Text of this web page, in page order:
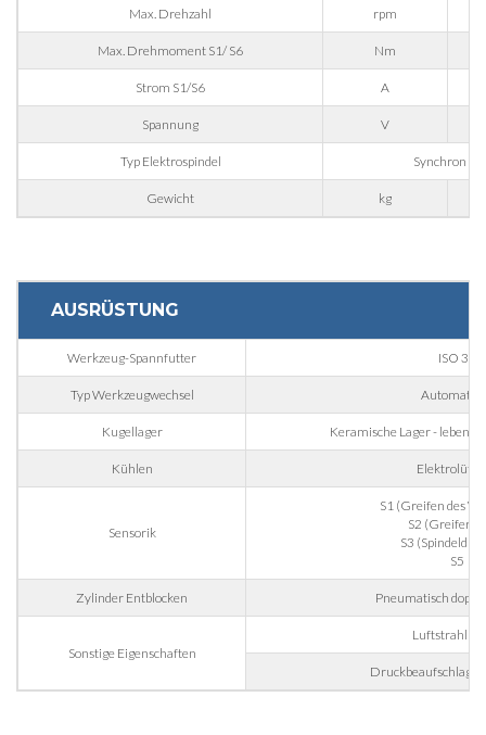
Bitte füllen Sie das Formular aus, um weitere Informationen zu
erhalten
Nachname
Firma
Nation
Region
Max. Drehzahl rpm
Max. Drehmoment S1/ S6 Nm
Strom S1/S6 A
Spannung V
Typ Elektrospindel Synchron
Gewicht kg
AUSRÜSTUNG
Werkzeug-Spannfutter ISO 30
Typ Werkzeugwechsel
Kugellager Keramische Lager -
Kühlen
Sensorik
S1 (Greifen des
S2 (Greifer
S3
S5
Zylinder Entblocken Pneumatisch
Sonstige Eigenschaften
Luftstrahl